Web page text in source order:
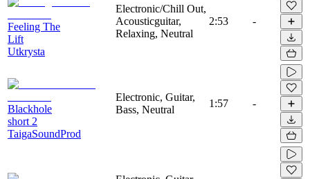
Feeling The
Lift
Utkrysta
Electronic/Chill Out,
Acousticguitar,
Relaxing, Neutral
2:53 -
Blackhole
short 2
TaigaSoundProd
Electronic, Guitar,
Bass, Neutral
1:57 -